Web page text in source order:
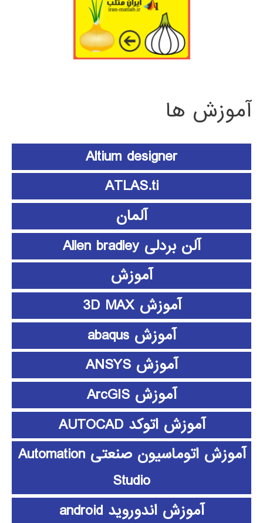
آموزش ها
Altium designer
ATLAS.ti
آلمان
آلن بردلی Allen bradley
آموزش
آموزش 3D MAX
آموزش abaqus
آموزش ANSYS
آموزش ArcGIS
آموزش اتوکد AUTOCAD
آموزش اتوماسیون صنعتی Automation
Studio
آموزش اندوروید android